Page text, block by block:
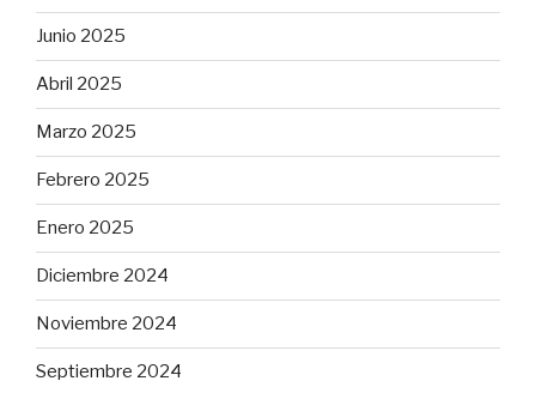
Junio 2025
Abril 2025
Marzo 2025
Febrero 2025
Enero 2025
Diciembre 2024
Noviembre 2024
Septiembre 2024